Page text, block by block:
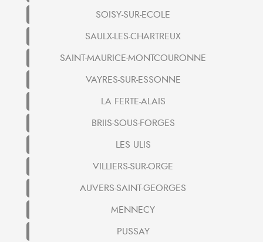
SOISY-SUR-ECOLE
SAULX-LES-CHARTREUX
SAINT-MAURICE-MONTCOURONNE
VAYRES-SUR-ESSONNE
LA FERTE-ALAIS
BRIIS-SOUS-FORGES
LES ULIS
VILLIERS-SUR-ORGE
AUVERS-SAINT-GEORGES
MENNECY
PUSSAY